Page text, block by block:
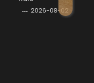
2026-08-02